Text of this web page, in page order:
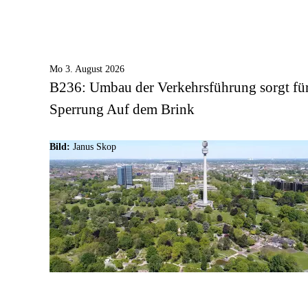
Mo 3. August 2026
B236: Umbau der Verkehrsführung sorgt
Sperrung Auf dem Brink
Bild: Janus Skop